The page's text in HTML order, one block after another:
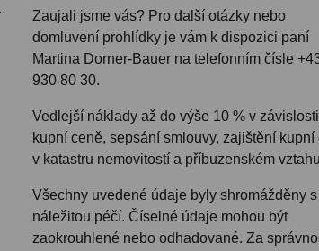
Zaujali jsme vás? Pro další otázky nebo
domluvení prohlídky je vám k dispozici paní
Martina Dorner-Bauer na telefonním čísle
930 80 30.
Vedlejší náklady až do výše 10 % v
kupní ceně, sepsání smlouvy, zajištění kupní
v katastru nemovitostí a příbuzenském
Všechny uvedené údaje byly shromážděny s
náležitou péčí. Číselné údaje mohou být
zaokrouhlené nebo odhadované. Za